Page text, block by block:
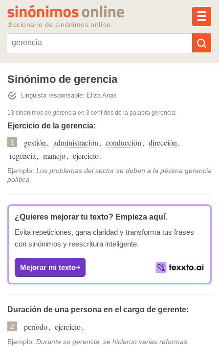
diccionario de sinónimos online
Reescribir texto con IA
Sinónimos populares
Temas populares
Temas recientes
Sinónimo de gerencia
Lingüista responsable: Eliza Arias
13 sinónimos de gerencia en 3 sentidos de la palabra gerencia:
Ejercicio de la gerencia:
1 gestión, administración, conducción, dirección,
regencia, manejo, ejercicio.
Ejemplo: Los problemas del sector se deben a la pésima gerencia
política.
¿Quieres mejorar tu texto? Empieza aquí.
Evita repeticiones, gana claridad y transforma tus frases
con sinónimos y reescritura inteligente.
Mejorar mi texto
Duración de una persona en el cargo de gerente:
2 período, ejercicio.
Ejemplo: Durante su gerencia, se hicieron varias reformas.